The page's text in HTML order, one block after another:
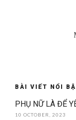
BÀI VIẾT NỔI
PHỤ NỮ LÀ ĐỂ
10 OCTOBER, 2023